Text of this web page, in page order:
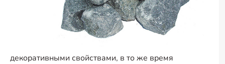
декоративными свойствами, в то же время